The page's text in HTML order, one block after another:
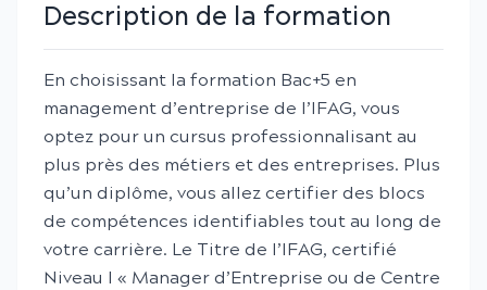
Description de la formation
En choisissant la formation Bac+5 en
management d’entreprise de l’IFAG, vous
optez pour un cursus professionnalisant au
plus près des métiers et des entreprises. Plus
qu’un diplôme, vous allez certifier des blocs
de compétences identifiables tout au long de
votre carrière. Le Titre de l’IFAG, certifié
Niveau I « Manager d’Entreprise ou de Centre